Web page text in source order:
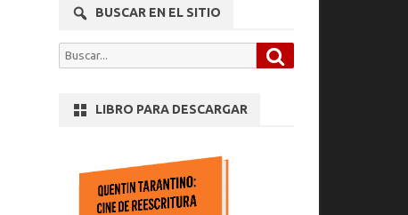
BUSCAR EN EL SITIO
Buscar
LIBRO PARA DESCARGAR